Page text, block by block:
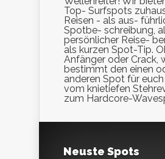
Top- Surfspots
Reisen - als aus-
Spotbe- schreibung,
persönlicher Reise-
als kurzen Spot-Tip.
Anfänger oder Crack,
bestimmt den einen
anderen Spot für
vom knietiefen
zum Hardcore-
Neuste Spots